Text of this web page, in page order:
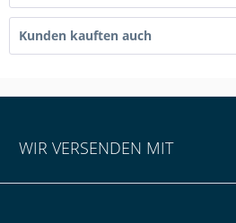
Kunden kauften auch
WIR VERSENDEN MIT